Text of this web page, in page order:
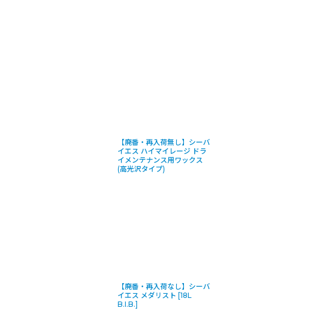
【廃番・再入荷無し】シーバ
イエス ハイマイレージ ドラ
イメンテナンス用ワックス
(高光沢タイプ)
【廃番・再入荷なし】シーバ
イエス メダリスト [18L
B.I.B.]